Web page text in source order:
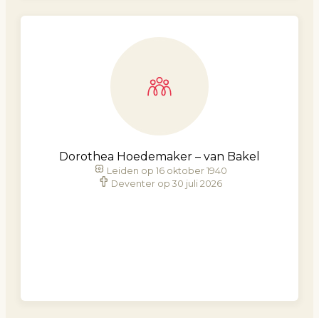
Dorothea Hoedemaker – van Bakel
Leiden op 16 oktober 1940
Deventer op 30 juli 2026